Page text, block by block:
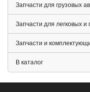
Запчасти для грузовых
Запчасти для легковых и
Запчасти и
В каталог